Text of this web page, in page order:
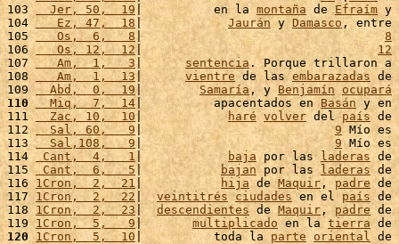
103
  Jer, 50,  19
|          en la montaña de Efraím y
104
   Ez, 47,  18
| Jaurán y Damasco , entre
105
   Os,  6,   8
| 8
106
   Os, 12,  12
| 12
107
   Am,  1,   3
| sentencia. Porque trillaron a
108
   Am,  1,  13
| vientre de las embarazadas de
109
  Abd,  0,  19
| Samaría , y Benjamín ocupará
110
  Miq,  7,  14
|          apacentados en Basán y en
111
  Zac, 10,  10
| haré volver del país de
112
  Sal, 60,   9
| 9 Mío es
113
  Sal,108,   9
| 9 Mío es
114 Cant,  4,   1| baja por las laderas de
115 Cant,  6,   5 | bajan por las laderas de
116 1Cron,  2,  21| hija de Maquir , padre de
117 1Cron,  2,  22 | veintitrés ciudades en el país de
118 1Cron,  2,  23 | descendientes de Maquir , padre de
119 1Cron,  5,   9 | multiplicado en la tierra de
120
1Cron,  5,  10 |          toda la parte oriental de